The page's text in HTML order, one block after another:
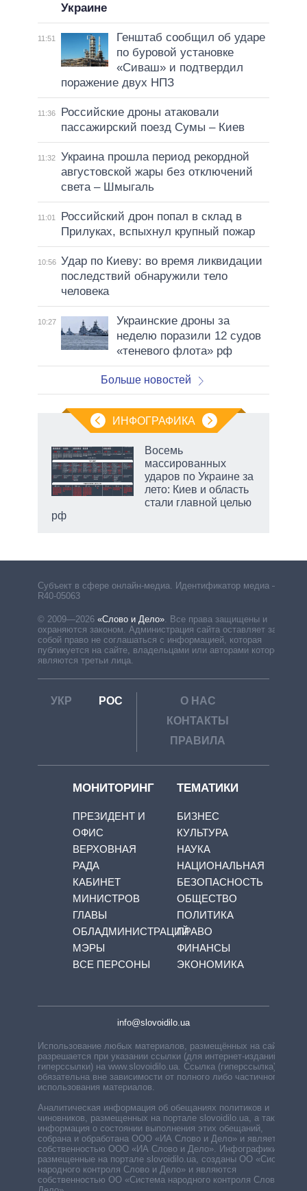
Украине
11:51
Генштаб сообщил об ударе
по буровой установке
«Сиваш» и подтвердил
поражение двух НПЗ
11:36
Российские дроны атаковали
пассажирский поезд Сумы – Киев
11:32
Украина прошла период рекордной
августовской жары без отключений
света – Шмыгаль
11:01
Российский дрон попал в склад в
Прилуках, вспыхнул крупный пожар
10:56 Удар по Киеву: во время ликвидации
последствий обнаружили тело
человека
10:27
Украинские дроны за
неделю поразили 12 судов
«теневого флота» рф
Больше новостей
ИНФОГРАФИКА
Восемь
массированных
ударов по Украине за
лето: Киев и область
стали главной целью
рф
Субъект в сфере онлайн-медиа. Идентификатор медиа –
R40-05063
© 2009—2026 «Слово и Дело» Все права защищены и
охраняются законом. Администрация сайта оставляет за
собой право не соглашаться с информацией, которая
публикуется на сайте, владельцами или авторами которой
являются третьи лица.
УКР РОС
О НАС
КОНТАКТЫ
ПРАВИЛА
МОНИТОРИНГ
ПРЕЗИДЕНТ И
ОФИС
ВЕРХОВНАЯ
РАДА
КАБИНЕТ
МИНИСТРОВ
ГЛАВЫ
ОБЛАДМИНИСТРАЦИЙ
МЭРЫ
ВСЕ ПЕРСОНЫ
ТЕМАТИКИ
БИЗНЕС
КУЛЬТУРА
НАУКА
НАЦИОНАЛЬНАЯ
БЕЗОПАСНОСТЬ
ОБЩЕСТВО
ПОЛИТИКА
ПРАВО
ФИНАНСЫ
ЭКОНОМИКА
info@slovoidilo.ua
Использование любых материалов, размещённых на сайте,
разрешается при указании ссылки (для интернет-изданий —
гиперссылки) на www.slovoidilo.ua. Ссылка (гиперссылка)
обязательна вне зависимости от полного либо частичного
использования материалов.
Аналитическая информация об обещаниях политиков и
чиновников, размещенных на портале slovoidilo.ua, а также
информация о состоянии выполнения этих обещаний,
собрана и обработана ООО «ИА Слово и Дело» и является
собственностью ООО «ИА Слово и Дело». Инфографики,
размещенные на портале slovoidilo.ua, созданы ОО «Система
народного контроля Слово и Дело» и являются
собственностью ОО «Система народного контроля Слово и